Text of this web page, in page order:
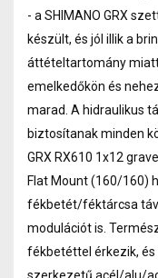
- a SHIMANO GRX
készült, és jól illik a
áttételtartomány
emelkedőkön és
marad. A hidraulikus
biztosítanak minden
GRX RX610 1x12
Flat Mount (160/160)
fékbetét/féktárcsa
modulációt is.
fékbetéttel érkezik, és
szerkezetű acél/alu/